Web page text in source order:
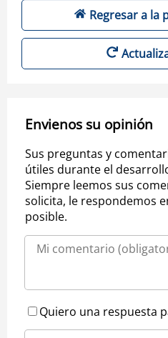
Regresar a la
Envienos su opinión
Sus preguntas y
útiles durante el
Siempre leemos sus
solicita, le respondemos
posible.
Quiero una respuesta